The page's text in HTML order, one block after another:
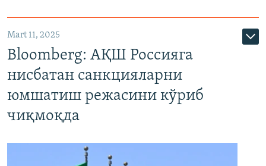
Mart 11, 2025
Bloomberg: АҚШ Россияга
нисбатан санкцияларни
юмшатиш режасини кўриб
чиқмоқда